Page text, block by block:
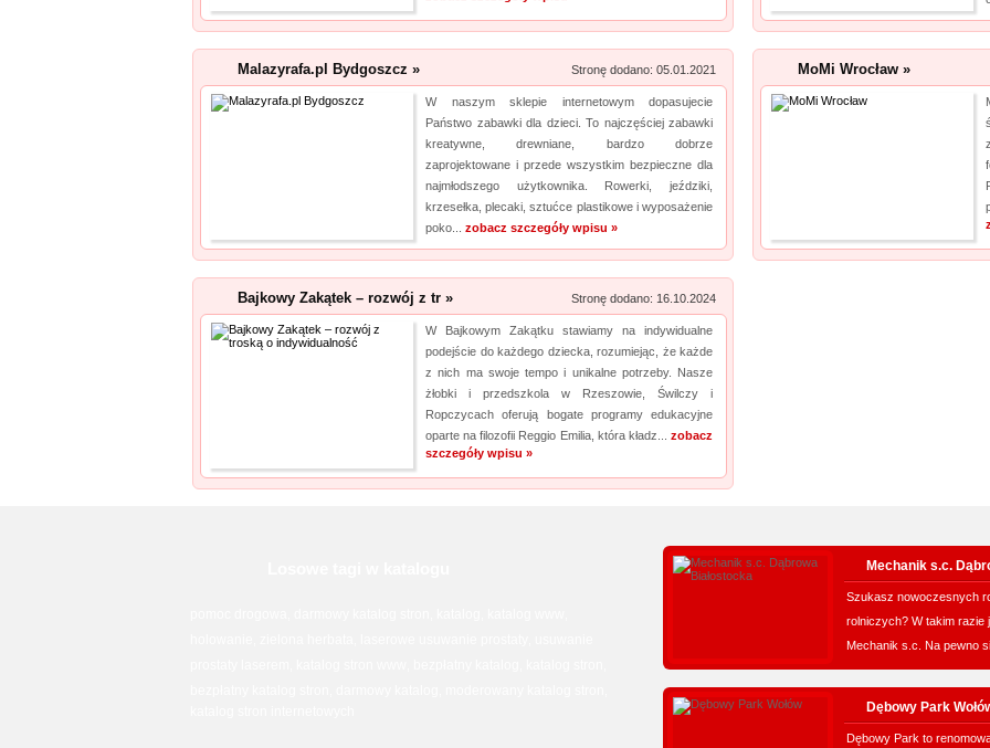
Malazyrafa.pl Bydgoszcz » Stronę dodano: 05.01.2021
W naszym sklepie internetowym dopasujecie
Państwo zabawki dla dzieci. To najczęściej zabawki
kreatywne, drewniane, bardzo dobrze
zaprojektowane i przede wszystkim bezpieczne dla
najmłodszego użytkownika. Rowerki, jeździki,
krzesełka, plecaki, sztućce plastikowe i wyposażenie
poko... zobacz szczegóły wpisu »
MoMi Wrocław »
Bajkowy Zakątek – rozwój z tr » Stronę dodano: 16.10.2024
W Bajkowym Zakątku stawiamy na indywidualne
podejście do każdego dziecka, rozumiejąc, że każde
z nich ma swoje tempo i unikalne potrzeby. Nasze
żłobki i przedszkola w Rzeszowie, Świlczy i
Ropczycach oferują bogate programy edukacyjne
oparte na filozofii Reggio Emilia, która kładz... zobacz
szczegóły wpisu »
Mechanik s.c.
Szukasz nowoczesnych
rolniczych? W takim razie
Mechanik s.c. Na pewno
Dębowy Park
Dębowy Park to